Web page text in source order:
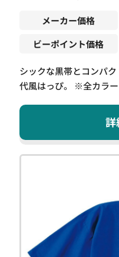
メーカー価格
ビーポイント価格
シックな黒帯とコンパ
代風はっぴ。
詳